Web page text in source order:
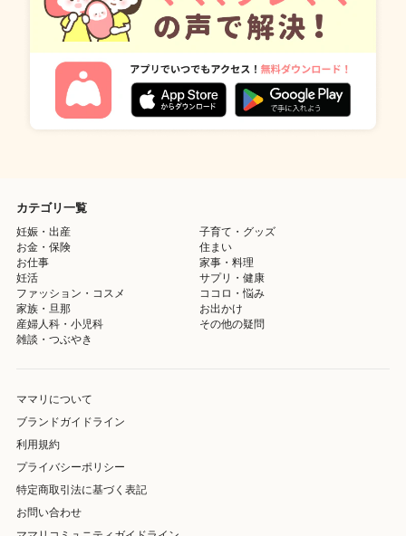
カテゴリ一覧
妊娠・出産
子育て・グッズ
お金・保険
住まい
お仕事
家事・料理
妊活
サプリ・健康
ファッション・コスメ
ココロ・悩み
家族・旦那
お出かけ
産婦人科・小児科
その他の疑問
雑談・つぶやき
ママリについて
ブランドガイドライン
利用規約
プライバシーポリシー
特定商取引法に基づく表記
お問い合わせ